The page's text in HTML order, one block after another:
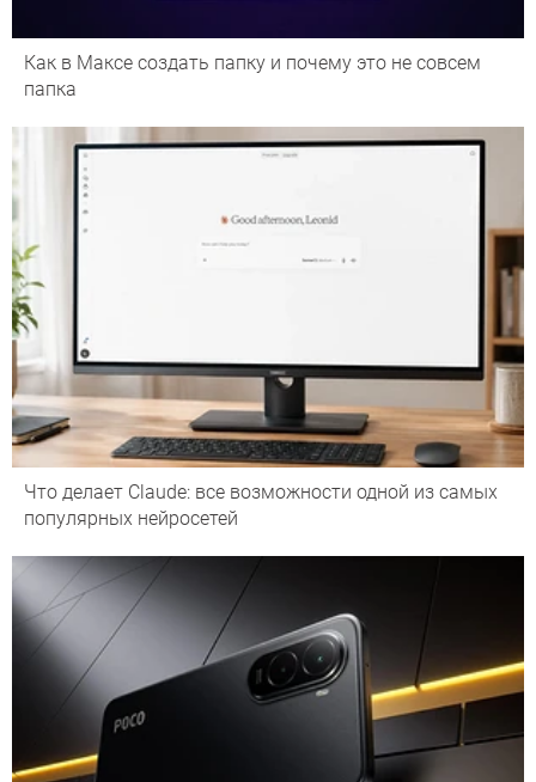
Как в Максе создать папку и почему это не совсем
папка
Что делает Сlaude: все возможности одной из самых
популярных нейросетей